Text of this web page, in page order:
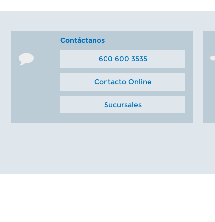
Contáctanos
600 600 3535
Contacto Online
Sucursales